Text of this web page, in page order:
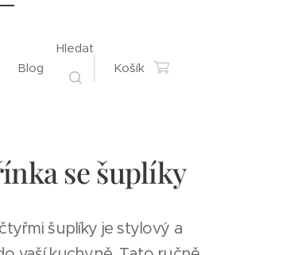
Blog
Hledat
Košík
se šuplíky
šuplíky je stylový a